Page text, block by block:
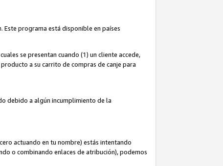
Este programa está disponible en países
se presentan cuando (1) un cliente accede,
a su carrito de compras de canje para
debido a algún incumplimiento de la
actuando en tu nombre) estás intentando
o combinando enlaces de atribución), podemos